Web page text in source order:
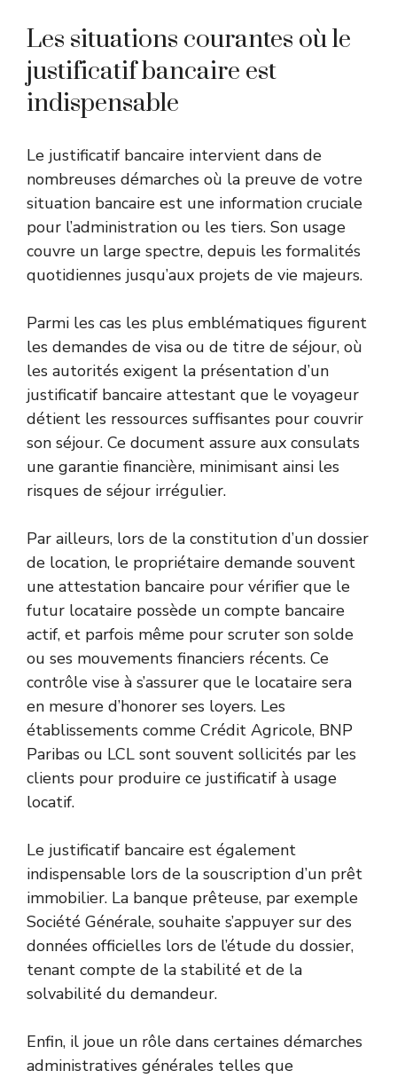
Les situations courantes où le
justificatif bancaire est
indispensable
Le justificatif bancaire intervient dans de
nombreuses démarches où la preuve de votre
situation bancaire est une information cruciale
pour l’administration ou les tiers. Son usage
couvre un large spectre, depuis les formalités
quotidiennes jusqu’aux projets de vie majeurs.
Parmi les cas les plus emblématiques figurent
les demandes de visa ou de titre de séjour, où
les autorités exigent la présentation d’un
justificatif bancaire attestant que le voyageur
détient les ressources suffisantes pour couvrir
son séjour. Ce document assure aux consulats
une garantie financière, minimisant ainsi les
risques de séjour irrégulier.
Par ailleurs, lors de la constitution d’un dossier
de location, le propriétaire demande souvent
une attestation bancaire pour vérifier que le
futur locataire possède un compte bancaire
actif, et parfois même pour scruter son solde
ou ses mouvements financiers récents. Ce
contrôle vise à s’assurer que le locataire sera
en mesure d’honorer ses loyers. Les
établissements comme Crédit Agricole, BNP
Paribas ou LCL sont souvent sollicités par les
clients pour produire ce justificatif à usage
locatif.
Le justificatif bancaire est également
indispensable lors de la souscription d’un prêt
immobilier. La banque prêteuse, par exemple
Société Générale, souhaite s’appuyer sur des
données officielles lors de l’étude du dossier,
tenant compte de la stabilité et de la
solvabilité du demandeur.
Enfin, il joue un rôle dans certaines démarches
administratives générales telles que